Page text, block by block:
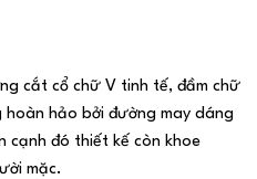
cắt cổ chữ V tinh tế, đầm chữ
hảo bởi đường may dáng
cạnh đó thiết kế còn khoe
mặc.